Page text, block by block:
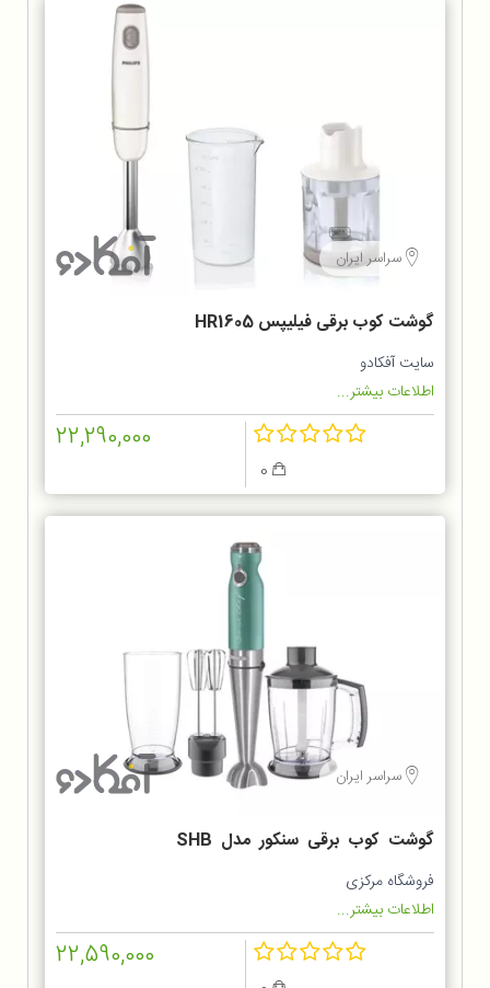
سراسر ایران
گوشت کوب برقی فیلیپس HR1605
سایت آفکادو
اطلاعات بیشتر...
22,290,000
سراسر ایران
گوشت کوب برقی سنکور مدل SHB
5601GR
فروشگاه مرکزی
اطلاعات بیشتر...
22,590,000